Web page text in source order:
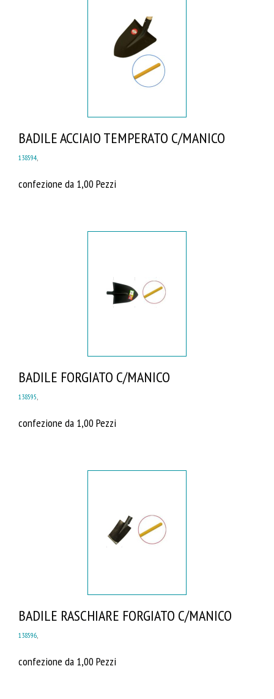
BADILE ACCIAIO TEMPERATO C/MANICO
138594,
confezione da 1,00 Pezzi
BADILE FORGIATO C/MANICO
138595
confezione da 1,00 Pezzi
BADILE RASCHIARE FORGIATO C/MANICO
138596,
confezione da 1,00 Pezzi